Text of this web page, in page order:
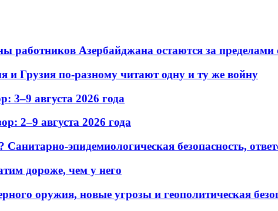
работников Азербайджана остаются за пределами
и Грузия по-разному читают одну и ту же войну
3–9 августа 2026 года
2–9 августа 2026 года
эпидемиологическая безопасность,
дороже, чем у него
оружия, новые угрозы и геополитическая